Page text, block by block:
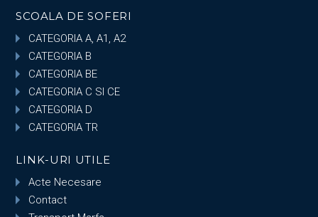
SCOALA DE SOFERI
CATEGORIA A, A1, A2
CATEGORIA B
CATEGORIA BE
CATEGORIA C SI CE
CATEGORIA D
CATEGORIA TR
LINK-URI UTILE
Acte Necesare
Contact